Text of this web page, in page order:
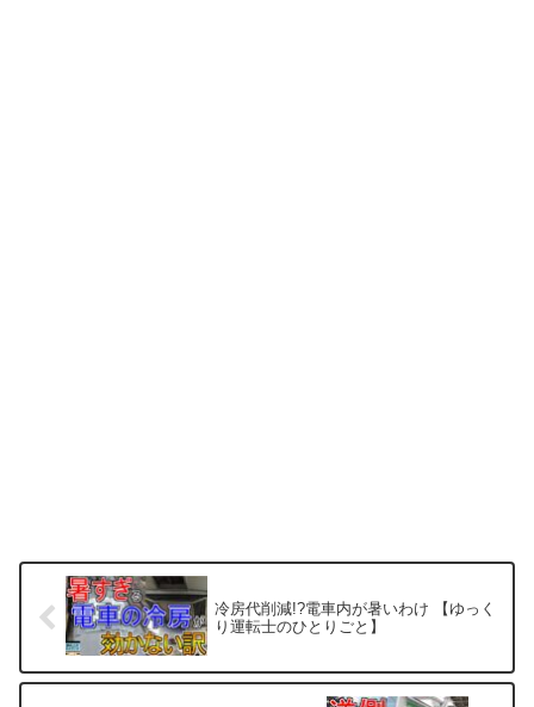
冷房代削減!?電車内が暑いわけ 【ゆっく
り運転士のひとりごと】